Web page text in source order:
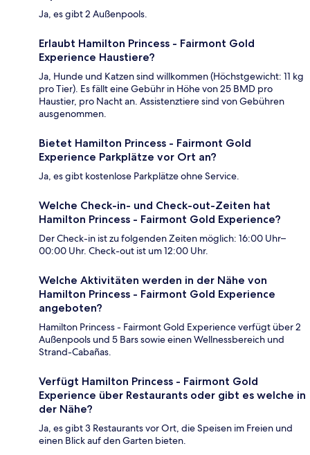
Ja, es gibt 2 Außenpools.
Erlaubt Hamilton Princess - Fairmont Gold
Experience Haustiere?
Ja, Hunde und Katzen sind willkommen (Höchstgewicht: 11 kg
pro Tier). Es fällt eine Gebühr in Höhe von 25 BMD pro
Haustier, pro Nacht an. Assistenztiere sind von Gebühren
ausgenommen.
Bietet Hamilton Princess - Fairmont Gold
Experience Parkplätze vor Ort an?
Ja, es gibt kostenlose Parkplätze ohne Service.
Welche Check-in- und Check-out-Zeiten hat
Hamilton Princess - Fairmont Gold Experience?
Der Check-in ist zu folgenden Zeiten möglich: 16:00 Uhr–
00:00 Uhr. Check-out ist um 12:00 Uhr.
Welche Aktivitäten werden in der Nähe von
Hamilton Princess - Fairmont Gold Experience
angeboten?
Hamilton Princess - Fairmont Gold Experience verfügt über 2
Außenpools und 5 Bars sowie einen Wellnessbereich und
Strand-Cabañas.
Verfügt Hamilton Princess - Fairmont Gold
Experience über Restaurants oder gibt es welche in
der Nähe?
Ja, es gibt 3 Restaurants vor Ort, die Speisen im Freien und
einen Blick auf den Garten bieten.